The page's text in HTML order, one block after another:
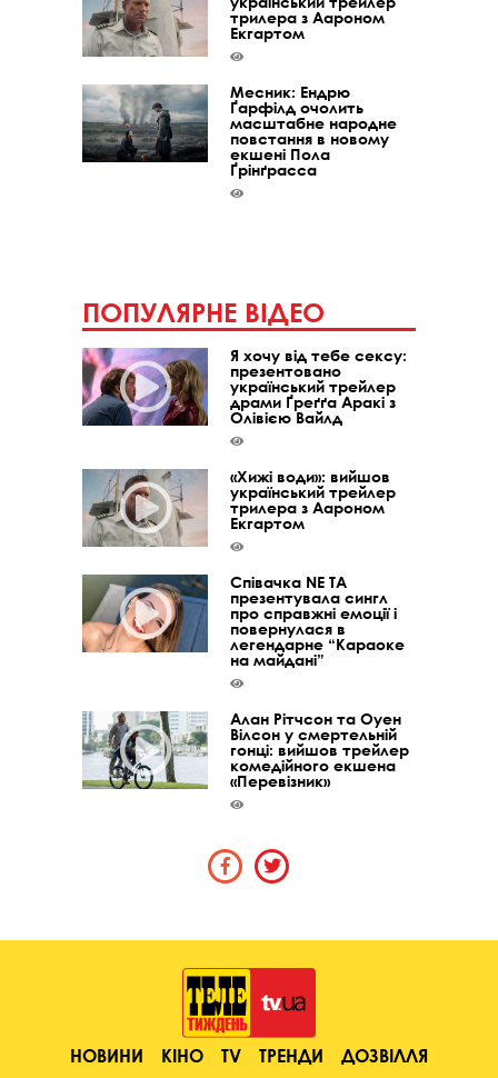
трилера з Аароном
Екгартом
Месник: Ендрю
Ґарфілд очолить
масштабне народне
повстання в новому
екшені Пола
Ґрінґрасса
ПОПУЛЯРНЕ ВІДЕО
Я хочу від тебе сексу:
презентовано
український трейлер
драми Ґреґґа Аракі з
Олівією Вайлд
«Хижі води»: вийшов
український трейлер
трилера з Аароном
Екгартом
Співачка NE TA
презентувала сингл
про справжні емоції і
повернулася в
легендарне “Караоке
на майдані”
Алан Рітчсон та Оуен
Вілсон у смертельній
гонці: вийшов трейлер
комедійного екшена
«Перевізник»
НОВИНИ КІНО TV ТРЕНДИ
ДОЗВІЛЛЯ